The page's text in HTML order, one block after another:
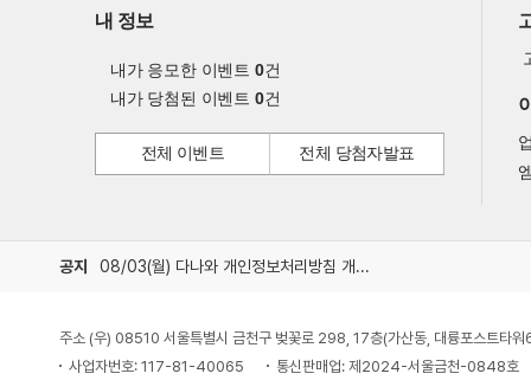
내 정보
내가 응모한 이벤트 0건
내가 당첨된 이벤트 0건
전체 이벤트 전체 당첨자발표
공지 08/03(월) 다나와 개인정보처리방침 개정 안내
주소 (우) 08510 서울특별시 금천구 벚꽃로 298, 17층(가산동, 대륭포스트타워
사업자번호: 117-81-40065
통신판매업: 제2024-서울금천-0848호